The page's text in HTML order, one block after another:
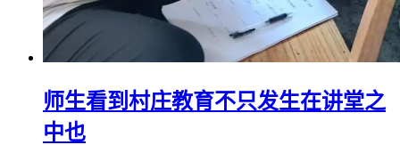
师生看到村庄教育不只发生在讲堂之
中也